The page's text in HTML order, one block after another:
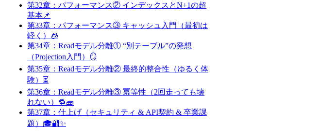
第32章：パフォーマンス② インデックスとN+1の超
基本📌
第33章：パフォーマンス③ キャッシュ入門（最初は
軽く）🧊
第34章：Readモデル分離① “別テーブル”の発想
（Projection入門）🪞
第35章：Readモデル分離② 最終的整合性（ゆるく体
験）⏳
第36章：Readモデル分離③ 冪等性（2回走っても壊
れない）🔁🧱
第37章：仕上げ（セキュリティ & API契約 & 卒業課
題）🎓🔐✨